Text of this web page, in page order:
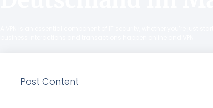
Post Content